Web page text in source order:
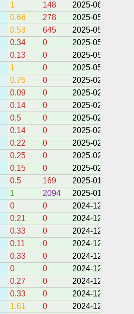
1 148
2025-06-17
0.68 278
2025-05-11
0.53 645
2025-05-09
0.34 0
2025-05-08
0.13 0
2025-05-07
1 0
2025-05-05
0.75 0
2025-02-23
0.09 0
2025-02-23
0.14 0
2025-02-23
0.5 0
2025-02-23
0.14 0
2025-02-23
0.22 0
2025-02-23
0.25 0
2025-02-13
0.15 0
2025-02-11
0.5 169
2025-01-22
1 2094
2025-01-18
0 0
2024-12-29
0.21 0
2024-12-25
0.33 0
2024-12-25
0.11 0
2024-12-25
0.33 0
2024-12-25
0 0
2024-12-25
0.27 0
2024-12-25
0.33 0
2024-12-25
1.61 0
2024-12-25